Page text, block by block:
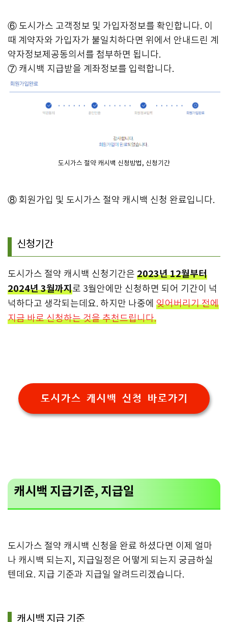
⑥ 도시가스 고객정보 및 가입자정보를 확인합니다. 이
때 계약자와 가입자가 불일치하다면 위에서 안내드린 계
약자정보제공동의서를 첨부하면 됩니다.
⑦ 캐시백 지급받을 계좌정보를 입력합니다.
도시가스 절약 캐시백 신청방법, 신청기간
⑧ 회원가입 및 도시가스 절약 캐시백 신청 완료입니다.
신청기간
도시가스 절약 캐시백 신청기간은 2023년 12월부터
2024년 3월까지로 3월안에만 신청하면 되어 기간이 넉
넉하다고 생각되는데요. 하지만 나중에 잊어버리기 전에
지금 바로 신청하는 것을 추천드립니다.
도시가스 캐시백 신청 바로가기
캐시백 지급기준, 지급일
도시가스 절약 캐시백 신청을 완료 하셨다면 이제 얼마
나 캐시백 되는지, 지급일정은 어떻게 되는지 궁금하실
텐데요. 지급 기준과 지급일 알려드리겠습니다.
캐시백 지급 기준